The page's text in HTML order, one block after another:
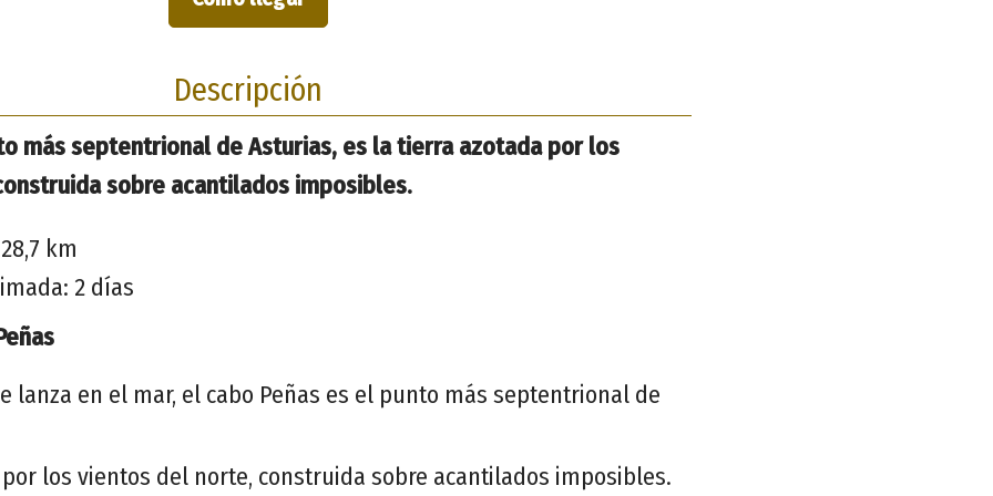
Descripción
más septentrional de Asturias, es la tierra azotada por los
sobre acantilados imposibles.
km
2 días
lanza en el mar, el cabo Peñas es el punto más septentrional de
los vientos del norte, construida sobre acantilados imposibles.